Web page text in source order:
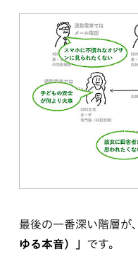
最後の一番深い階層が、
ゆる本音）」 です。